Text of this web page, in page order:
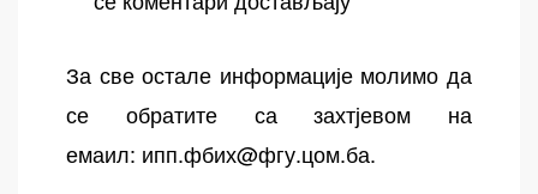
За све остале информације молимо да
се обратите са захтјевом на
емаил: ипп.фбих@фгу.цом.ба.